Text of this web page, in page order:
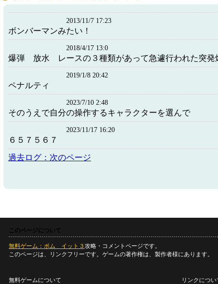
2013/11/7 17:23
ボンバーマンみたい！
2018/4/17 13:0
爆弾 放水 レースの３種類があって急遽行われた突発
2019/1/8 20:42
ペナルティ
2023/7/10 2:48
そのうえで自分の操作するキャラクターを選んで
2023/11/17 16:20
６５７５６７
過去ログ：次のページ
このページについて
無料ゲーム：ボム イット３ 攻略・コメントページです。
このページは、リンクフリーです。ゲームの著作権は、製作者様にあります。
無料ゲームについて リンクについ